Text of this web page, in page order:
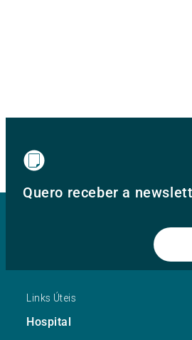
Quero receber a
Links Úteis
Hospital